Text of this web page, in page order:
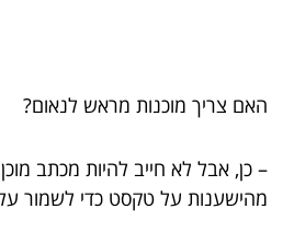
האם צריך מוכנות מראש לנאום?
– כן, אבל לא חייב להיות מכתב
מהישענות על טקסט כדי לשמור